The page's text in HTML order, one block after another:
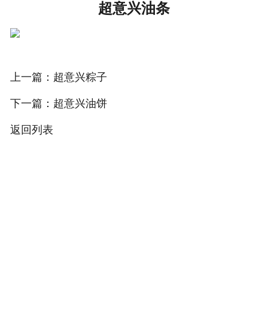
超意兴油条
上一篇： 超意兴粽子
下一篇： 超意兴油饼
返回列表